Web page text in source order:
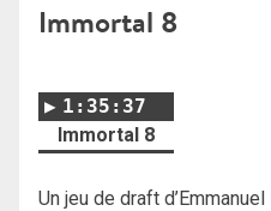
Immortal 8
1:35:37
Immortal 8
Un jeu de draft